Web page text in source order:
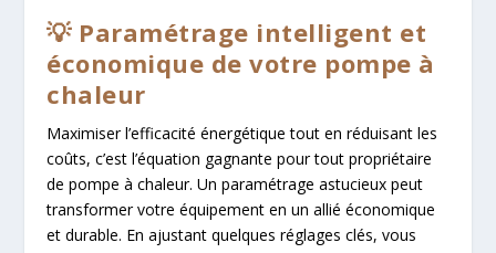
💡 Paramétrage intelligent et
économique de votre pompe à
chaleur
Maximiser l’efficacité énergétique tout en réduisant les
coûts, c’est l’équation gagnante pour tout propriétaire
de pompe à chaleur. Un paramétrage astucieux peut
transformer votre équipement en un allié économique
et durable. En ajustant quelques réglages clés, vous